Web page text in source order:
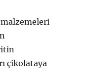
çikolataya